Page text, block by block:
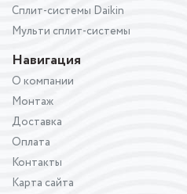
Сплит-системы Daikin
Мульти сплит-системы
Навигация
О компании
Монтаж
Доставка
Оплата
Контакты
Карта сайта